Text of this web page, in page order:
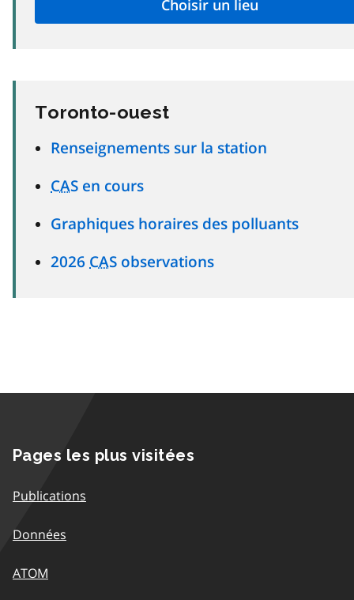
Toronto-ouest
Renseignements sur la station
CAS en cours
Graphiques horaires des polluants
2026 CAS observations
Pages les plus visitées
Publications
Données
ATOM